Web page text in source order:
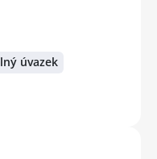
úvazek